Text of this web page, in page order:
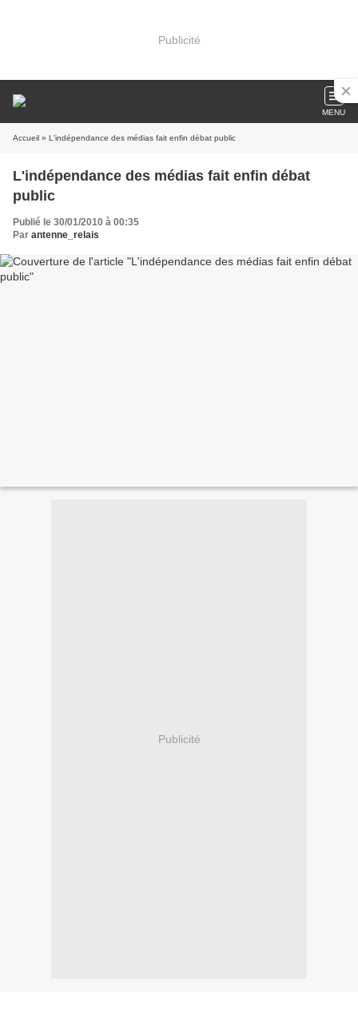
Publicité
MENU
Accueil » L'indépendance des médias fait enfin débat public
L'indépendance des médias fait enfin débat
public
Publié le 30/01/2010 à 00:35
Par antenne_relais
Publicité